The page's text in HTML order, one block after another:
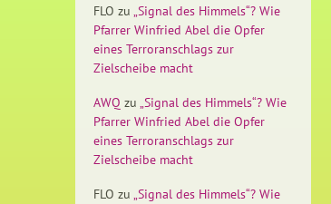
FLO zu „Signal des Himmels“? Wie
Pfarrer Winfried Abel die Opfer
eines Terroranschlags zur
Zielscheibe macht
AWQ zu „Signal des Himmels“? Wie
Pfarrer Winfried Abel die Opfer
eines Terroranschlags zur
Zielscheibe macht
FLO zu „Signal des Himmels“? Wie